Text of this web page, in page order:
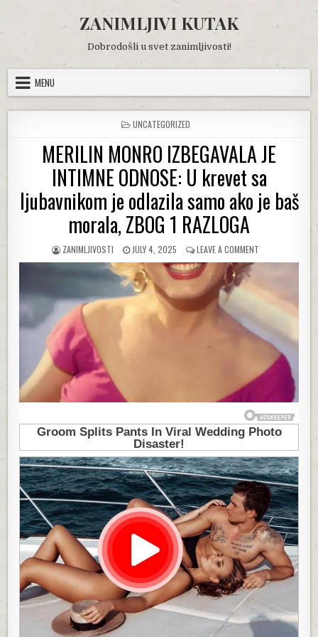
content
ZANIMLJIVI KUTAK
Dobrodošli u svet zanimljivosti!
MENU
POSTED
IN
UNCATEGORIZED
MERILIN MONRO IZBEGAVALA JE
INTIMNE ODNOSE: U krevet sa
ljubavnikom je odlazila samo ako je baš
morala, ZBOG 1 RAZLOGA
AUTHOR:
ZANIMLJIVOSTI
PUBLISHED
DATE:
JULY 4, 2025 LEAVE A COMMENT
MERILIN
ODNOSE:
U
KREVET
LJUBAVNIKOM
JE
SAMO
AKO
JE
MORALA,
ZBOG
1
RAZLOGA